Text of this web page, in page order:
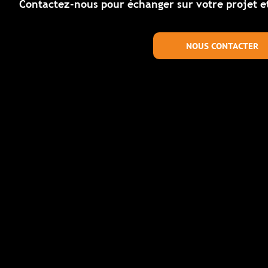
pour échanger sur votre projet et obtenir un